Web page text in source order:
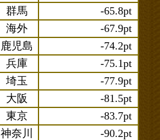
群馬
-65.8pt
海外
-67.9pt
鹿児島
-74.2pt
兵庫
-75.1pt
埼玉
-77.9pt
大阪
-81.5pt
東京
-83.7pt
神奈川
-90.2pt